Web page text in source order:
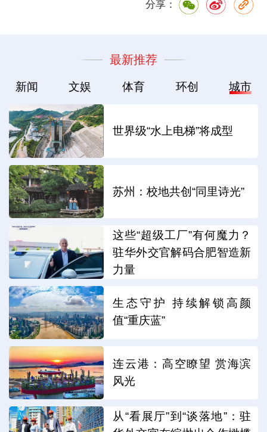
分享：
最新推荐
新闻 文娱 体育 环创 城市
世界级“水上电梯”将成型
苏州：校地共创“同里诗光”
这些“超级工厂”有何魔力？
驻华外交官解码合肥智造新
力量
生态守护 持续解锁高颜
值“重庆蓝”
连云港：高空瞭望 赏海滨
风光
从“看展厅”到“谈落地”：驻